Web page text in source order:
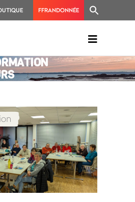
FFRANDONNÉE